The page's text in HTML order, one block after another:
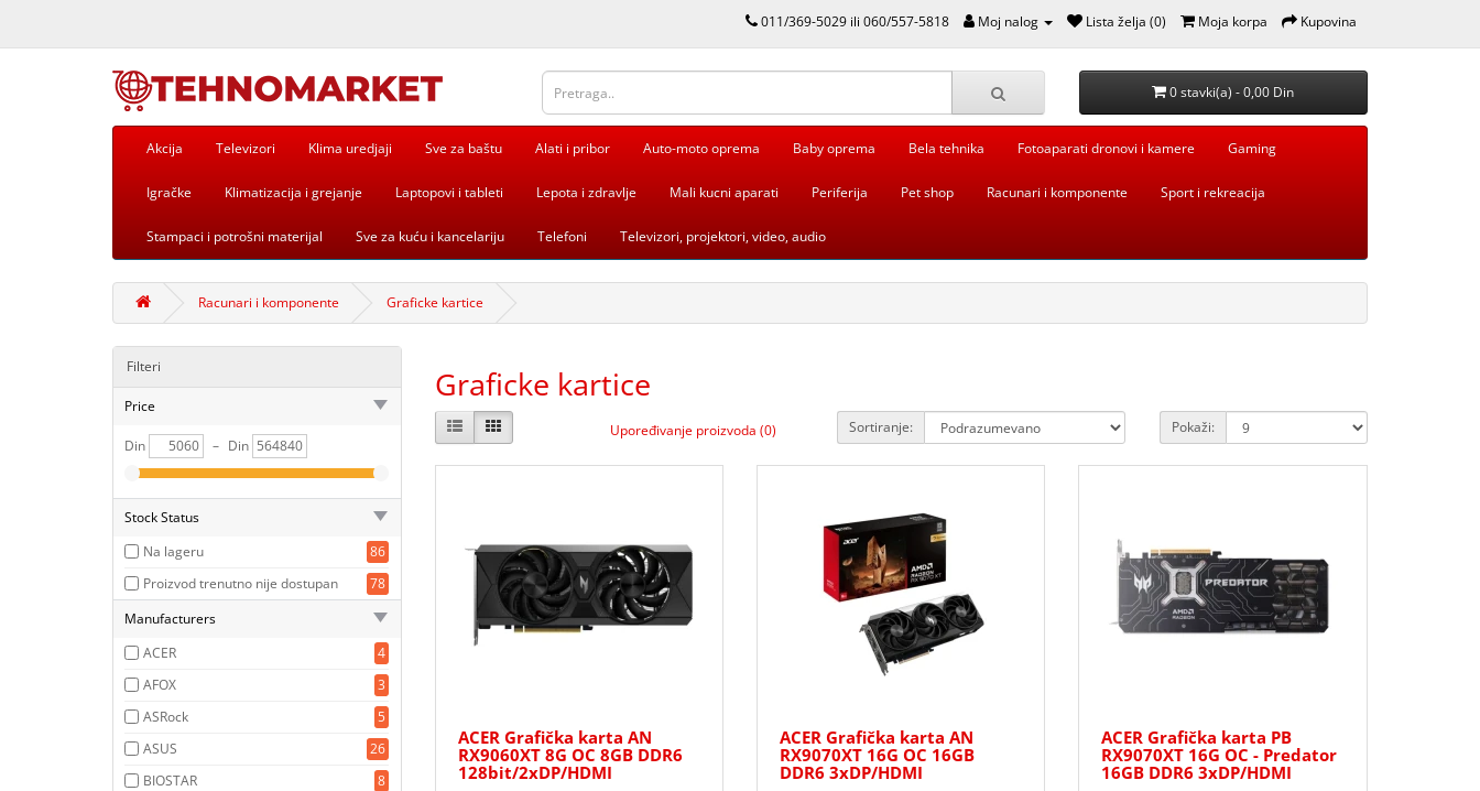
011/369-5029 ili 060/557-5818 Moj nalog Lista želja (0) Moja korpa Kupovina
0 stavki(a) - 0,00 Din
Akcija Televizori Klima uredjaji Sve za baštu Alati i pribor Auto-moto oprema Baby oprema Bela tehnika Fotoaparati dronovi i kamere Gaming
Igračke Klimatizacija i grejanje Laptopovi i tableti Lepota i zdravlje Mali kucni aparati Periferija Pet shop Racunari i komponente Sport i rekreacija
Stampaci i potrošni materijal Sve za kuću i kancelariju Telefoni Televizori, projektori, video, audio
Racunari i komponente Graficke kartice
Filteri
Price
Din – Din
Stock Status
Na lageru
86
Proizvod trenutno nije dostupan
78
Manufacturers
ACER
4
AFOX
3
ASRock
5
ASUS
26
BIOSTAR
8
Graficke kartice
Upoređivanje proizvoda (0) Sortiranje: Pokaži:
ACER Grafička karta AN
RX9060XT 8G OC 8GB DDR6
128bit/2xDP/HDMI
ACER Grafička karta AN
RX9070XT 16G OC 16GB
DDR6 3xDP/HDMI
ACER Grafička karta PB
RX9070XT 16G OC - Predator
16GB DDR6 3xDP/HDMI